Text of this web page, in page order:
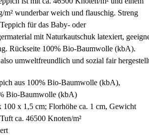
m² wunderbar weich und flauschig. Streng
für das Baby- oder
mit Naturkautschuk latexiert,
Rückseite 100% Bio-Baumwolle (kbA).
umweltfreundlich und sozial fair
aus 100% Bio-Baumwolle (kbA),
Bio-Baumwolle (kbA)
100 x 1,5 cm; Florhöhe ca. 1 cm, Gewicht
ca. 46500 Knoten/m²